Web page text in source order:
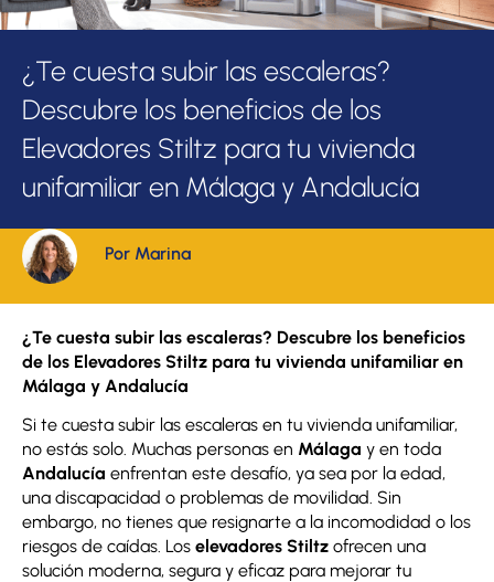
¿Te cuesta subir las escaleras?
Descubre los beneficios de los
Elevadores Stiltz para tu vivienda
unifamiliar en Málaga y Andalucía
Por Marina
¿Te cuesta subir las escaleras? Descubre los beneficios
de los Elevadores Stiltz para tu vivienda unifamiliar en
Málaga y Andalucía
Si te cuesta subir las escaleras en tu vivienda unifamiliar,
no estás solo. Muchas personas en Málaga y en toda
Andalucía enfrentan este desafío, ya sea por la edad,
una discapacidad o problemas de movilidad. Sin
embargo, no tienes que resignarte a la incomodidad o los
riesgos de caídas. Los elevadores Stiltz ofrecen una
solución moderna, segura y eficaz para mejorar tu